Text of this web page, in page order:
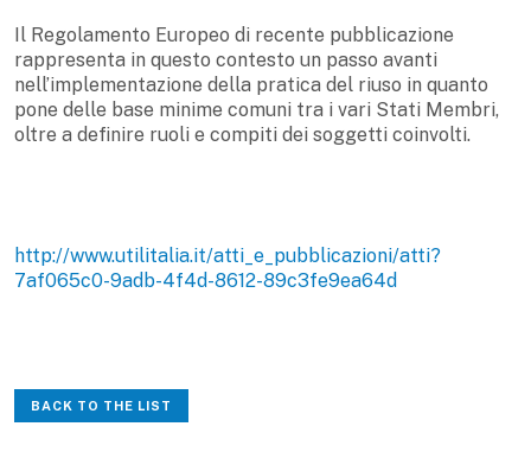
Il Regolamento Europeo di recente pubblicazione
rappresenta in questo contesto un passo avanti
nell’implementazione della pratica del riuso in quanto
pone delle base minime comuni tra i vari Stati Membri,
oltre a definire ruoli e compiti dei soggetti coinvolti.
http://www.utilitalia.it/atti_e_pubblicazioni/atti?
7af065c0-9adb-4f4d-8612-89c3fe9ea64d
BACK TO THE LIST